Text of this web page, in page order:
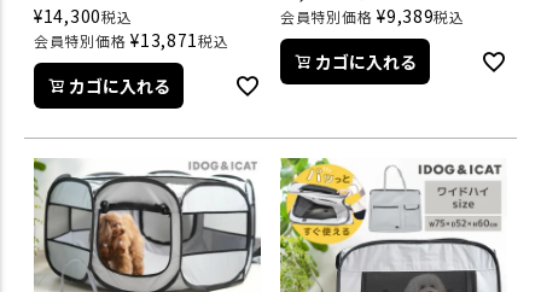
¥14,300税込
会員特別価格 ¥13,871税込
カゴに入れる
会員特別価格 ¥9,389税込
カゴに入れる